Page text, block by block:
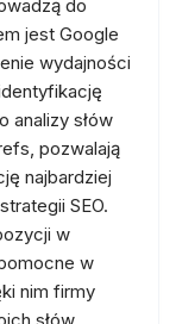
do
jest Google
wydajności
analizy słów
pozwalają
najbardziej
SEO.
w
w
nim firmy